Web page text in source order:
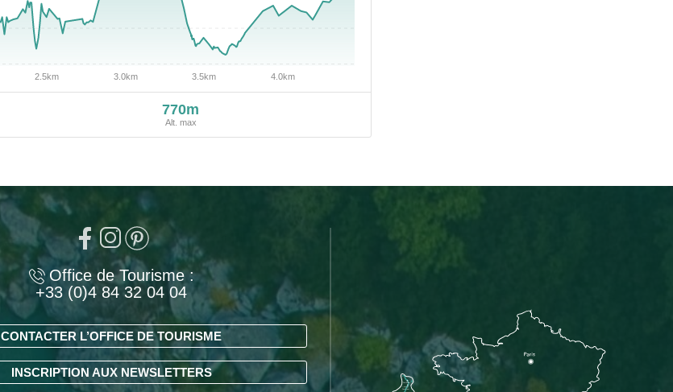
770m
Alt. max
Office de Tourisme :
+33 (0)4 84 32 04 04
CONTACTER L’OFFICE DE TOURISME
INSCRIPTION AUX NEWSLETTERS